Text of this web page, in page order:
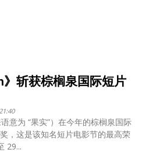
斩获棕榈泉国际短片
意为 “果实”）在今年的棕榈泉国际
，这是该知名短片电影节的最高荣
29...